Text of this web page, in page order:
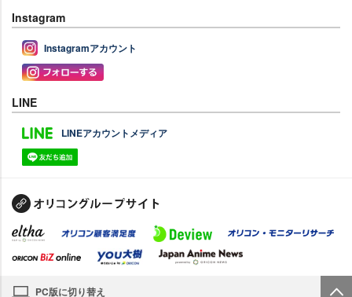
Instagram
Instagramアカウント
LINE
LINEアカウントメディア
PC版に切り替え